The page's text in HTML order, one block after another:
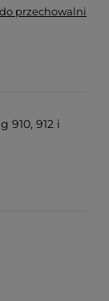
przechowalni
910, 912 i